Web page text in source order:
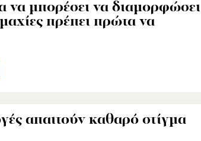
να μπορέσει να διαμορφώσει
πρέπει πρώτα να
απαιτούν καθαρό στίγμα